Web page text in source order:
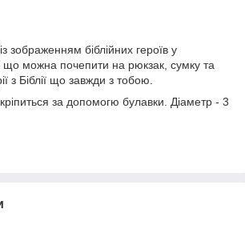
зображенням біблійних героїв у
що можна почепити на рюкзак, сумку та
з Біблії що завжди з тобою.
за допомогю булавки. Діаметр - 3